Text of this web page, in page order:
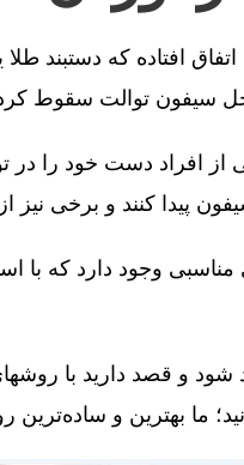
اتفاق افتاده که دستبند
سیفون توالت سقوط کرده
از افراد دست خود را در
پیدا کنند و برخی نیز
وجود دارد که با
شود و قصد دارید با
ما بهترین و